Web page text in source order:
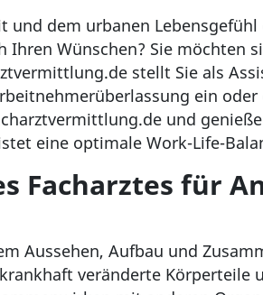
dem urbanen
Wünschen? Sie möchten
stellt Sie als
ein
und
eine optimale Work-Life-
Facharztes für
Aussehen, Aufbau und
veränderte Körperteile